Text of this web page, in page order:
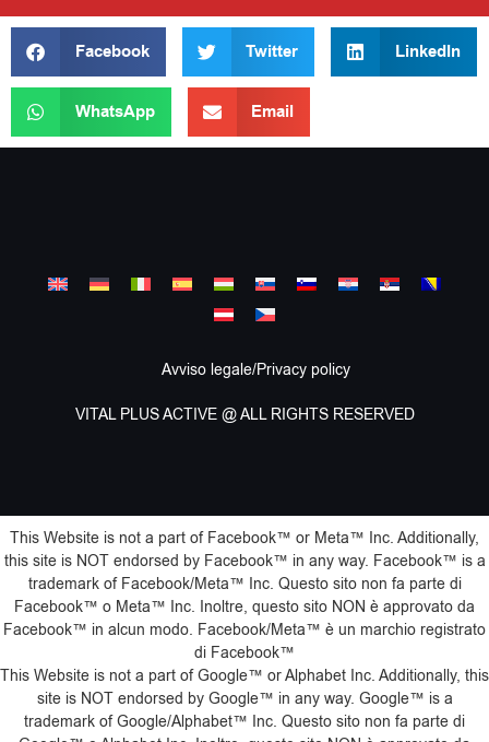
Facebook Twitter LinkedIn
WhatsApp Email
Avviso legale/Privacy policy
VITAL PLUS ACTIVE @ ALL RIGHTS RESERVED
This Website is not a part of Facebook™️ or Meta™️ Inc. Additionally,
this site is NOT endorsed by Facebook™️ in any way. Facebook™️ is a
trademark of Facebook/Meta™️ Inc. Questo sito non fa parte di
Facebook™️ o Meta™️ Inc. Inoltre, questo sito NON è approvato da
Facebook™️ in alcun modo. Facebook/Meta™️ è un marchio registrato
di Facebook™️
This Website is not a part of Google™️ or Alphabet Inc. Additionally, this
site is NOT endorsed by Google™️ in any way. Google™️ is a
trademark of Google/Alphabet™️ Inc. Questo sito non fa parte di